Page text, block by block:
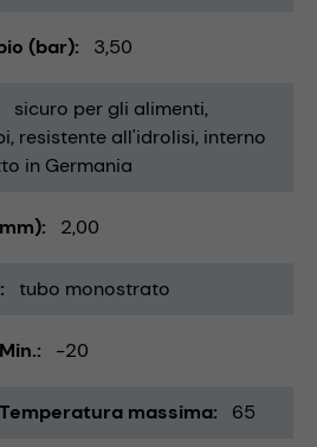
(bar) 3,50
sicuro per gli alimenti
resistente all'idrolisi interno
in Germania
2,00
tubo monostrato
-20
massima 65